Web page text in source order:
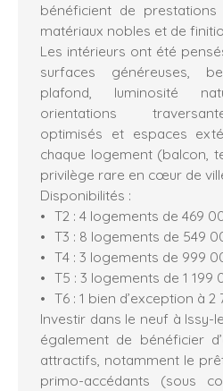
bénéficient de
matériaux nobles et de
Les intérieurs ont été
surfaces généreuses,
plafond, luminosité
orientations
optimisés et espaces
chaque logement (balcon,
privilège rare en cœur de
Disponibilités :
T2 : 4 logements de 469
T3 : 8 logements de 549
T4 : 3 logements de 999
T5 : 3 logements de 1
T6 : 1 bien d’exception à
Investir dans le neuf à Issy-
également de bénéficier
attractifs, notamment le
primo-accédants (sous